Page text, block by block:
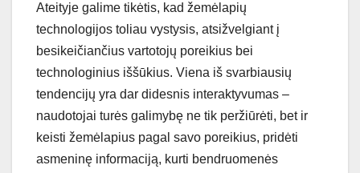
Ateityje galime tikėtis, kad žemėlapių
technologijos toliau vystysis, atsižvelgiant į
besikeičiančius vartotojų poreikius bei
technologinius iššūkius. Viena iš svarbiausių
tendencijų yra dar didesnis interaktyvumas –
naudotojai turės galimybę ne tik peržiūrėti, bet ir
keisti žemėlapius pagal savo poreikius, pridėti
asmeninę informaciją, kurti bendruomenės